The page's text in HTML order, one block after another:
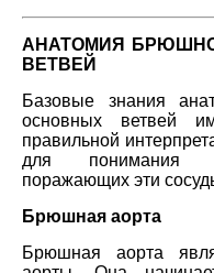
АНАТОМИЯ
ВЕТВЕЙ
Базовые знания
основных ветвей
правильной
для понимания
поражающих эти
Брюшная аорта
Брюшная аорта